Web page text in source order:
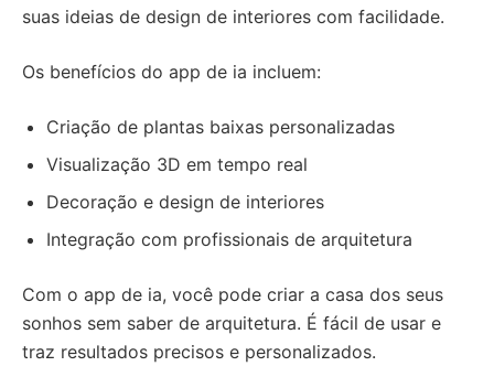
suas ideias de design de interiores com facilidade.
Os benefícios do app de ia incluem:
Criação de plantas baixas personalizadas
Visualização 3D em tempo real
Decoração e design de interiores
Integração com profissionais de arquitetura
Com o app de ia, você pode criar a casa dos seus
sonhos sem saber de arquitetura. É fácil de usar e
traz resultados precisos e personalizados.